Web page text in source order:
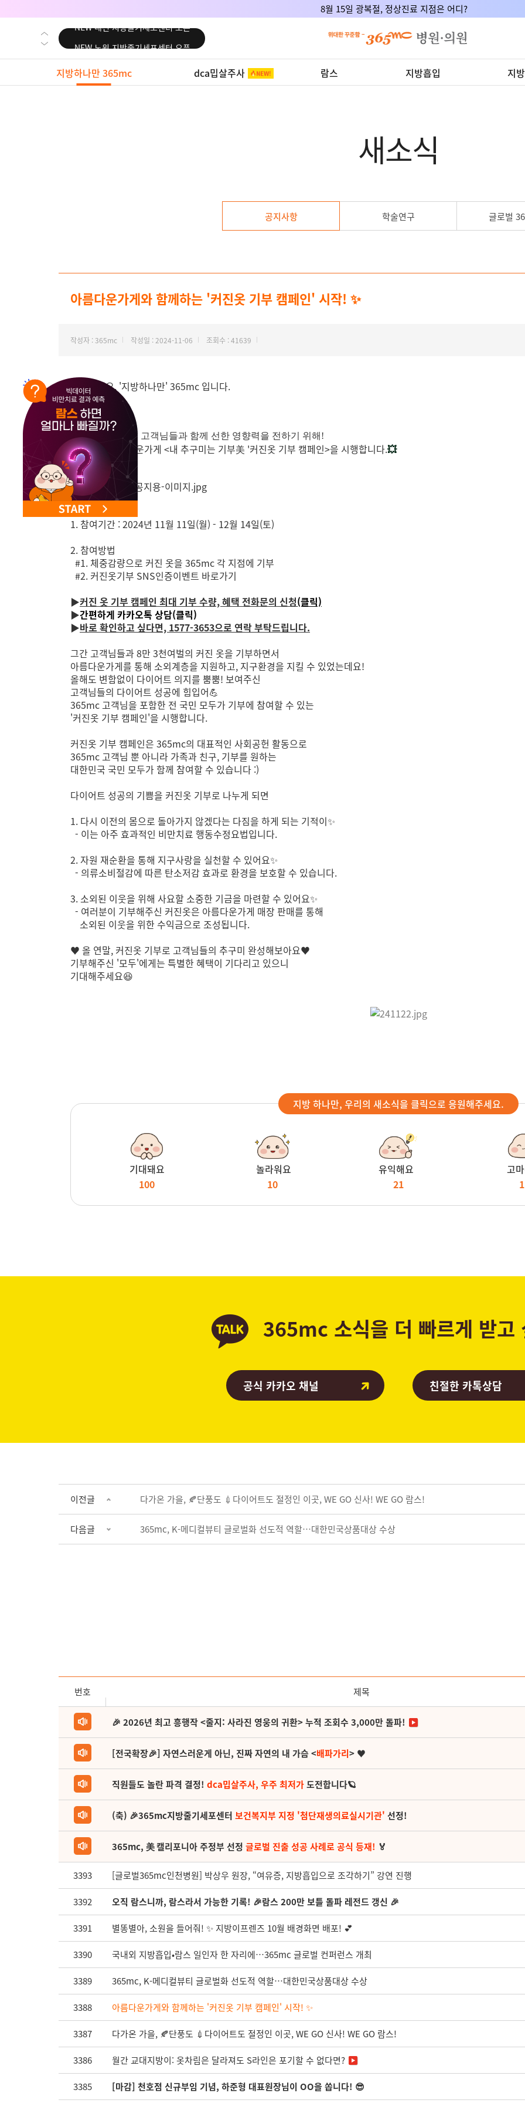
8월 15일 광복절, 정상진료 지점은 어디?
NEW 대전 지방줄기세포센터 오픈
NEW 미국 LA점 오픈
NEW 부산 지방줄기세포센터 오픈
지방하나만 365mc dca밉살주사 람스 지방흡입 지
새소식
공지사항 학술연구 글로벌
아름다운가게와 함께하는 '커진옷 기부 캠페인' 시작! ✨
작성자 : 365mc 작성일 : 2024-11-06 조회수 : 41639
안녕하세요. '지방하나만' 365mc 입니다.
올해도 변함없이 고객님들과 함께 선한 영향력을 전하기 위해!
365mc x 아름다운가게 <내 추구미는 기부美 '커진옷 기부 캠페인>을 시행합니다.💥
1. 참여기간 : 2024년 11월 11일(월) - 12월 14일(토)
2. 참여방법
#1. 체중감량으로 커진 옷을 365mc 각 지점에 기부
#2. 커진옷기부 SNS인증이벤트 바로가기
▶커진 옷 기부 캠페인 최대 기부 수량, 혜택 전화문의 신청(클릭)
▶간편하게 카카오톡 상담(클릭)
▶바로 확인하고 싶다면, 1577-3653으로 연락 부탁드립니다.
그간 고객님들과 8만 3천여벌의 커진 옷을 기부하면서
아름다운가게를 통해 소외계층을 지원하고, 지구환경을 지킬 수 있었는데요!
올해도 변함없이 다이어트 의지를 뿜뿜! 보여주신
고객님들의 다이어트 성공에 힘입어💪
365mc 고객님을 포함한 전 국민 모두가 기부에 참여할 수 있는
'커진옷 기부 캠페인'을 시행합니다.
커진옷 기부 캠페인은 365mc의 대표적인 사회공헌 활동으로
365mc 고객님 뿐 아니라 가족과 친구, 기부를 원하는
대한민국 국민 모두가 함께 참여할 수 있습니다 :)
다이어트 성공의 기쁨을 커진옷 기부로 나누게 되면
1. 다시 이전의 몸으로 돌아가지 않겠다는 다짐을 하게 되는 기적이✨
- 이는 아주 효과적인 비만치료 행동수정요법입니다.
2. 자원 재순환을 통해 지구사랑을 실천할 수 있어요✨
- 의류소비절감에 따른 탄소저감 효과로 환경을 보호할 수 있습니다.
3. 소외된 이웃을 위해 사요할 소중한 기금을 마련할 수 있어요✨
- 여러분이 기부해주신 커진옷은 아름다운가게 매장 판매를 통해
소외된 이웃을 위한 수익금으로 조성됩니다.
♥ 올 연말, 커진옷 기부로 고객님들의 추구미 완성해보아요♥
기부해주신 '모두'에게는 특별한 혜택이 기다리고 있으니
기대해주세요😆
지방 하나만, 우리의 새소식을 클릭으로 응원해주세요.
기대돼요
100
놀라워요
10
유익해요
21
고
365mc 소식을 더 빠르게 받고
공식 카카오 채널 친절한 카톡상담
이전글 다가온 가을, 🍂단풍도 💉다이어트도 절정인 이곳, WE GO 신사! WE GO 람스!
다음글 365mc, K-메디컬뷰티 글로벌화 선도적 역할…대한민국상품대상 수상
번호 제목
🎉 2026년 최고 흥행작 <줄지: 사라진 영웅의 귀환> 누적 조회수 3,000만 돌파!
[전국확장🎉] 자연스러운게 아닌, 진짜 자연의 내 가슴 <배파가리> ♥
직원들도 놀란 파격 결정! dca밉살주사, 우주 최저가도전합니다🪐
(축) 🎉365mc지방줄기세포센터 보건복지부 지정 '첨단재생의료실시기관' 선정!
365mc, 美 캘리포니아 주정부 선정 글로벌 진출 성공 사례로 공식 등재! 🏅
3393 [글로벌365mc인천병원] 박상우 원장, “여유증, 지방흡입으로 조각하기” 강연 진행
3392 오직 람스니까, 람스라서 가능한 기록! 🎉람스 200만 보틀 돌파 레전드 갱신 🎉
3391 별똥별아, 소원을 들어줘! ✨ 지방이프렌즈 10월 배경화면 배포! 💕
3390 국내외 지방흡입•람스 일인자 한 자리에…365mc 글로벌 컨퍼런스 개최
3389 365mc, K-메디컬뷰티 글로벌화 선도적 역할…대한민국상품대상 수상
3388 아름다운가게와 함께하는 '커진옷 기부 캠페인' 시작! ✨
3387 다가온 가을, 🍂단풍도 💉다이어트도 절정인 이곳, WE GO 신사! WE GO 람스!
3386 월간 교대지방이: 옷차림은 달라져도 S라인은 포기할 수 없다면?
3385 [마감] 천호점 신규부임 기념, 하준형 대표원장님이 OO을 쏩니다! 😎